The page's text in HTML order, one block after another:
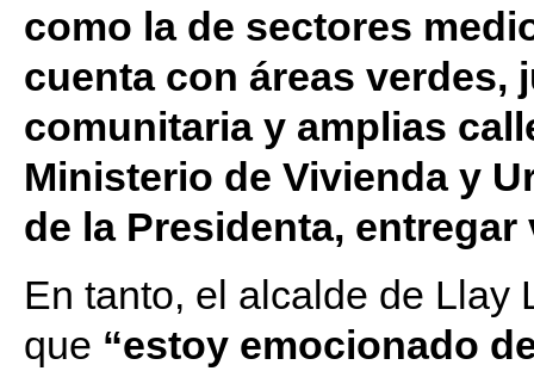
como la de sectores
cuenta con áreas verdes,
comunitaria y amplias
Ministerio de Vivienda y
de la Presidenta,
En tanto, el alcalde de Llay
que “estoy emocionado